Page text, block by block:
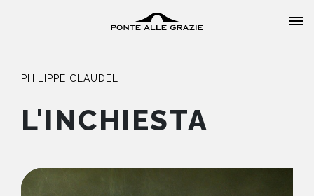
PHILIPPE CLAUDEL
L'INCHIESTA